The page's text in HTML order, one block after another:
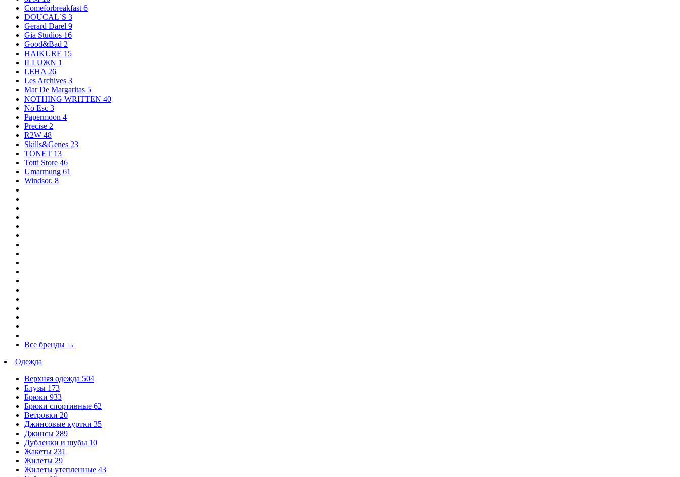
Comeforbreakfast 6
DOUCAL`S 3
Gerard Darel 9
Gia Studios 16
Good&Bad 2
HAIKURE 15
ILLUЖN 1
LEHA 26
Les Archives 3
Mar De Margaritas 5
NOTHING WRITTEN 40
No Esc 3
Papermoon 4
Precise 2
R2W 48
Skills&Genes 23
TONET 13
Totti Store 46
Umarmung 61
Windsor. 8
Все бренды →
Одежда
Верхняя одежда 504
Блузы 173
Брюки 933
Брюки спортивные 62
Ветровки 20
Джинсовые куртки 35
Джинсы 289
Дубленки и шубы 10
Жакеты 231
Жилеты 29
Жилеты утепленные 43